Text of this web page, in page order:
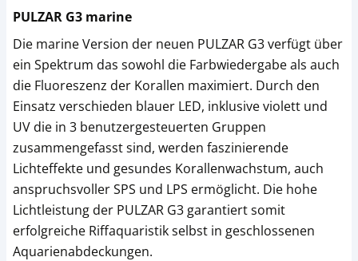
PULZAR G3 marine
Die marine Version der neuen PULZAR G3 verfügt über
ein Spektrum das sowohl die Farbwiedergabe als auch
die Fluoreszenz der Korallen maximiert. Durch den
Einsatz verschieden blauer LED, inklusive violett und
UV die in 3 benutzergesteuerten Gruppen
zusammengefasst sind, werden faszinierende
Lichteffekte und gesundes Korallenwachstum, auch
anspruchsvoller SPS und LPS ermöglicht. Die hohe
Lichtleistung der PULZAR G3 garantiert somit
erfolgreiche Riffaquaristik selbst in geschlossenen
Aquarienabdeckungen.